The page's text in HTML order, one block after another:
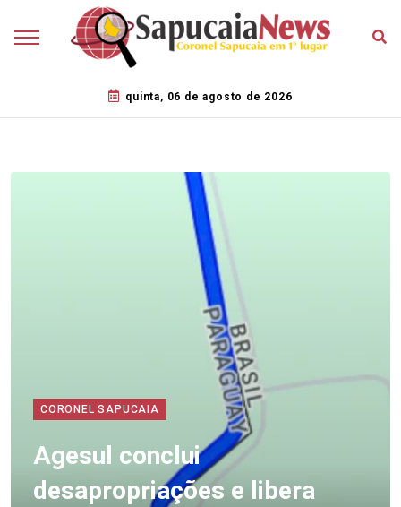
quinta, 06 de agosto de 2026
CORONEL SAPUCAIA
Agesul conclui
desapropriações e libera